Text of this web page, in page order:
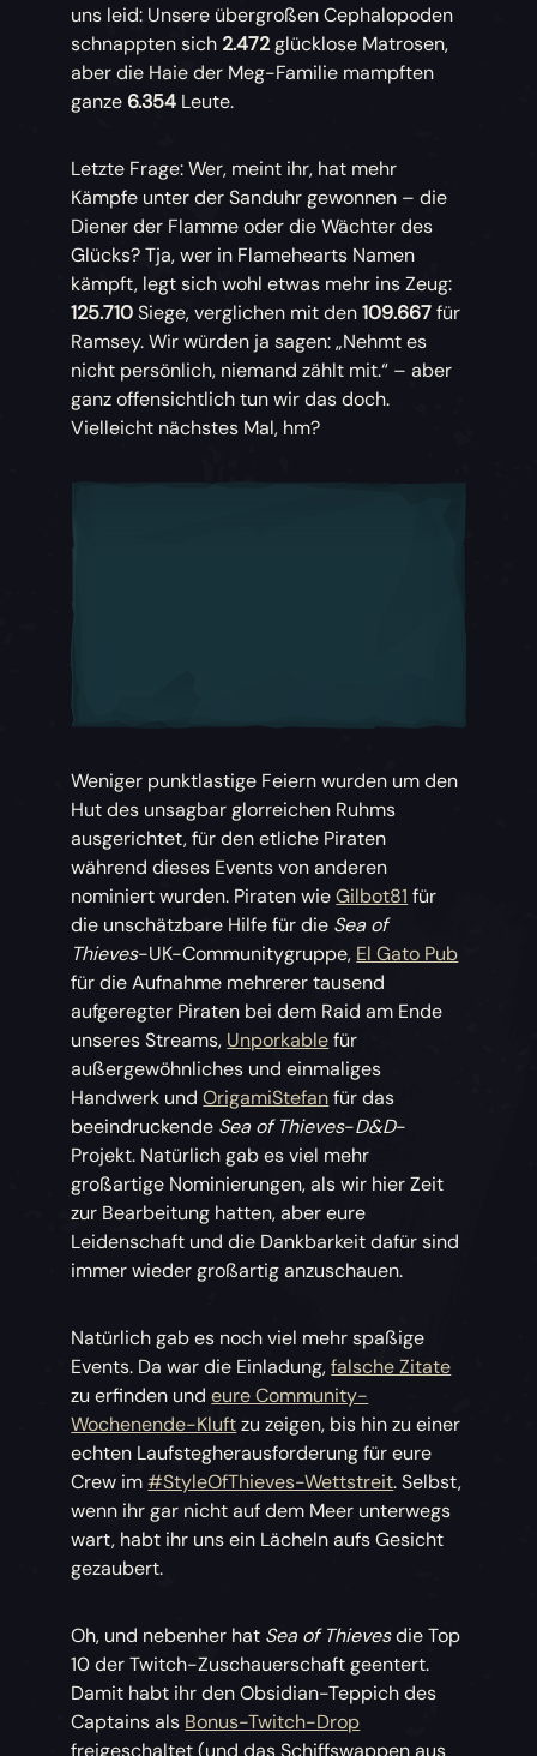
uns leid: Unsere übergroßen Cephalopoden
schnappten sich 2.472glücklose Matrosen,
aber die Haie der Meg-Familie mampften
ganze 6.354 Leute.
Letzte Frage: Wer, meint ihr, hat mehr
Kämpfe unter der Sanduhr gewonnen – die
Diener der Flamme oder die Wächter des
Glücks? Tja, wer in Flamehearts Namen
kämpft, legt sich wohl etwas mehr ins Zeug:
125.710Siege, verglichen mit den109.667für
Ramsey. Wir würden ja sagen: „Nehmt es
nicht persönlich, niemand zählt mit.“ – aber
ganz offensichtlich tun wir das doch.
Vielleicht nächstes Mal, hm?
Weniger punktlastige Feiern wurden um den
Hut des unsagbar glorreichen Ruhms
ausgerichtet, für den etliche Piraten
während dieses Events von anderen
nominiert wurden. Piraten wieGilbot81 für
die unschätzbare Hilfe für die Sea of
Thieves-UK-Communitygruppe, El Gato Pub
für die Aufnahme mehrerer tausend
aufgeregter Piraten bei dem Raid am Ende
unseres Streams, Unporkablefür
außergewöhnliches und einmaliges
Handwerk undOrigamiStefanfür das
beeindruckende Sea of Thieves-D&D-
Projekt. Natürlich gab es viel mehr
großartige Nominierungen, als wir hier Zeit
zur Bearbeitung hatten, aber eure
Leidenschaft und die Dankbarkeit dafür sind
immer wieder großartig anzuschauen.
Natürlich gab es noch viel mehr spaßige
Events. Da war die Einladung,falsche Zitate
zu erfinden undeure Community-
Wochenende-Kluftzu zeigen, bis hin zu einer
echten Laufstegherausforderung für eure
Crew im#StyleOfThieves-Wettstreit. Selbst,
wenn ihr gar nicht auf dem Meer unterwegs
wart, habt ihr uns ein Lächeln aufs Gesicht
gezaubert.
Oh, und nebenher hat Sea of Thievesdie Top
10 der Twitch-Zuschauerschaft geentert.
Damit habt ihr den Obsidian-Teppich des
Captains als Bonus-Twitch-Drop
freigeschaltet (und das Schiffswappen aus